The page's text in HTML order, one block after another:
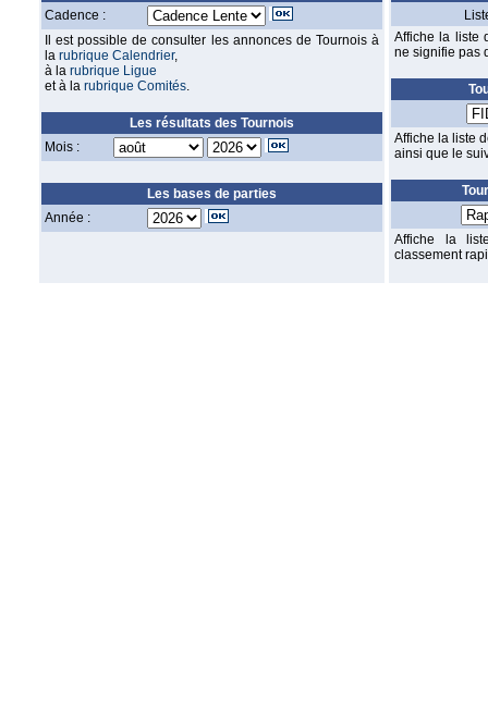
Cadence :
Il est possible de consulter les annonces de Tournois à
la rubrique Calendrier,
à la rubrique Ligue
et à la rubrique Comités.
Les résultats des Tournois
Mois :
Les bases de parties
Année :
Affiche la liste
ne signifie pas
Affiche la liste
ainsi que le
Affiche la
classement